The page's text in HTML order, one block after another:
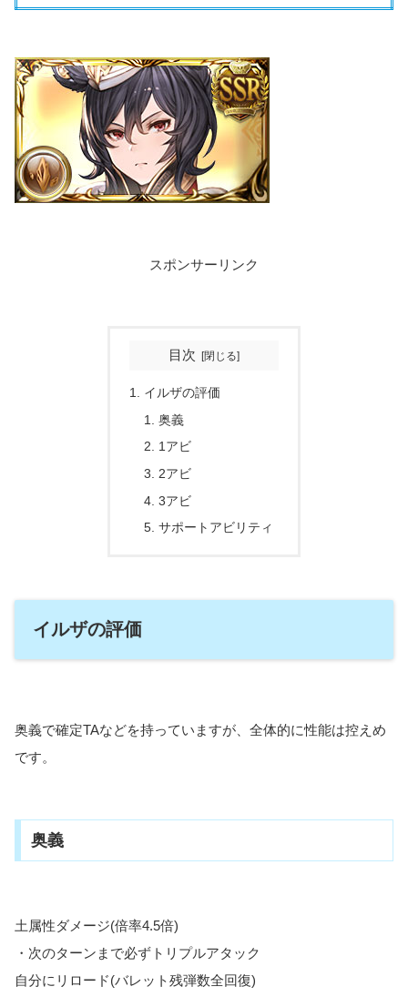
スポンサーリンク
目次
イルザの評価
奥義
1アビ
2アビ
3アビ
サポートアビリティ
イルザの評価
奥義で確定TAなどを持っていますが、全体的に性能は控えめ
です。
奥義
土属性ダメージ(倍率4.5倍)
・次のターンまで必ずトリプルアタック
自分にリロード(バレット残弾数全回復)